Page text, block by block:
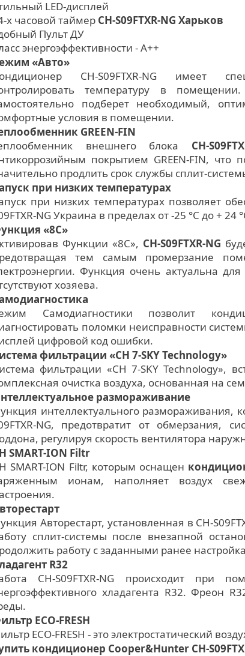
LED-дисплей
х часовой таймер CH-S09FTXR-NG Харьков
Пульт ДУ
энергоэффективности - А++
«Авто»
CH-S09FTXR-NG имеет
температуру в
подберет необходимый,
условия в помещении.
GREEN-FIN
внешнего блока CH-
покрытием GREEN-FIN,
продлить срок службы сплит-
при низких температурах
при низких температурах позволяет
NG Украина в пределах от -25 °C до + 24
«8С»
Функции «8С», CH-S09FTXR-NG
тем самым промерзание
Функция очень актуальна
хозяева.
Самодиагностики позволит
поломки неисправности
цифровой код ошибки.
фильтрации «CH 7-SKY Technology»
фильтрации «CH 7-SKY Technology»,
очистка воздуха, основанная на
размораживание
интеллектуального размораживания,
NG, предотвратит от обмерзания,
регулируя скорость вентилятора
SMART-ION Filtr
SMART-ION Filtr, которым оснащен
ионам, наполняет воздух
Авторестарт, установленная в CH-
сплит-системы после внезапной
работу с заданными ранее
R32
CH-S09FTXR-NG происходит при
хладагента R32. Фреон
ЕСО-FRESH
ЕСО-FRESH - это электростатический
кондиционер Cooper&Hunter CH-